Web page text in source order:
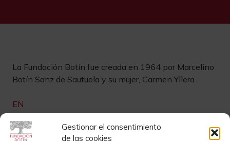
Gestionar el consentimiento
de las cookies
La Fundación Botín fue creada en 1964 por Marcelino
Botín Sanz de Sautuola y su mujer, Carmen Yllera.
EN
Links de interés